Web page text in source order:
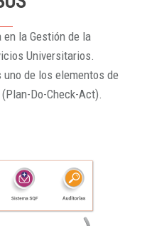
la Gestión de la
Universitarios.
de los elementos de
Do-Check-Act).